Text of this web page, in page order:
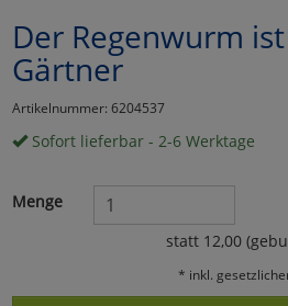
Der Regenwurm
Gärtner
Artikelnummer: 6204537
Sofort lieferbar - 2-6 Werktage
Menge
statt 12,00
* inkl.
Marketing
Umfragetools
Cookies
Alle
Cookies
Einstellungen
zurück